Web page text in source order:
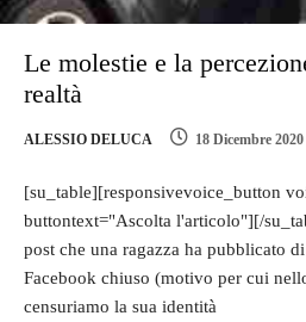
Le molestie e la
realtà
ALESSIO DELUCA 18 Dicembre 2020
[su_table][responsivevoice_button
buttontext="Ascolta l'articolo"][/
post che una ragazza ha pubblicato
Facebook chiuso (motivo per cui
censuriamo la sua identità